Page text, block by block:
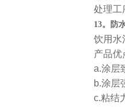
处理工
13。防
饮用水
产品优
a.涂层
b.涂层
c.粘结